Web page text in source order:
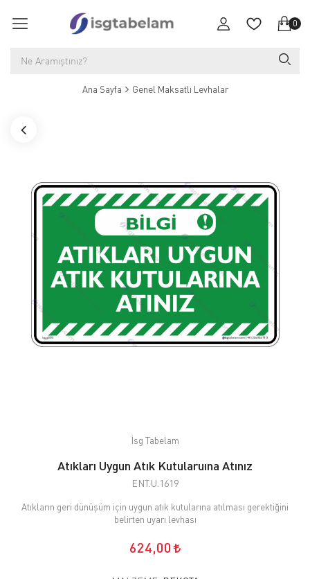
0
Ana Sayfa Genel Maksatlı Levhalar
İsg Tabelam
Atıkları Uygun Atık Kutularuına Atınız
ENT.U.1619
Atıkların geri dünüşüm için uygun atık kutularına atılması gerektiğini
belirten uyarı levhası
624,00